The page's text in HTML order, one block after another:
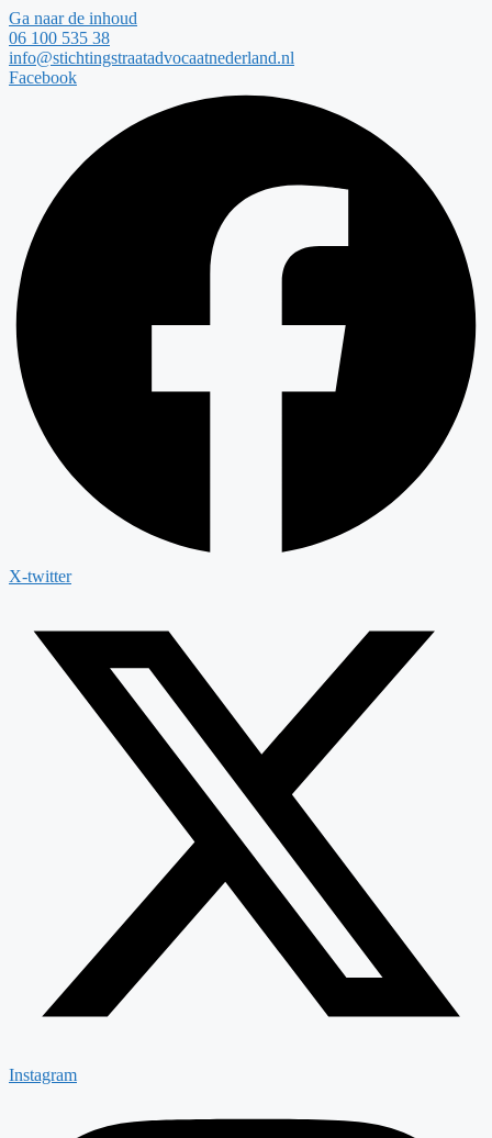
Ga naar de inhoud
06 100 535 38
info@stichtingstraatadvocaatnederland.nl
Facebook
X-twitter
Instagram